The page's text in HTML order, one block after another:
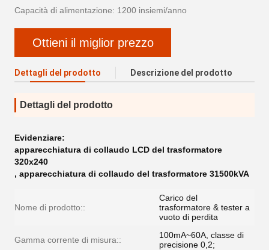
Capacità di alimentazione: 1200 insiemi/anno
Ottieni il miglior prezzo
Dettagli del prodotto Descrizione del prodotto
Dettagli del prodotto
Evidenziare:
apparecchiatura di collaudo LCD del trasformatore
320x240
, apparecchiatura di collaudo del trasformatore 31500kVA
Nome di prodotto::
Carico del
trasformatore & tester a
vuoto di perdita
Gamma corrente di misura::
100mA~60A, classe di
precisione 0,2;